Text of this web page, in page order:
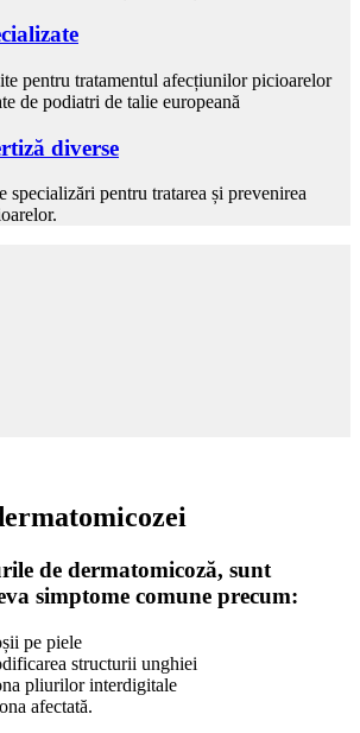
pentru tratamentul afecțiunilor picioarelor
de podiatri de talie europeană
diverse
specializări pentru tratarea și prevenirea
de dermatomicoză, sunt
simptome comune precum:
pe piele
structurii unghiei
pliurilor interdigitale
afectată.